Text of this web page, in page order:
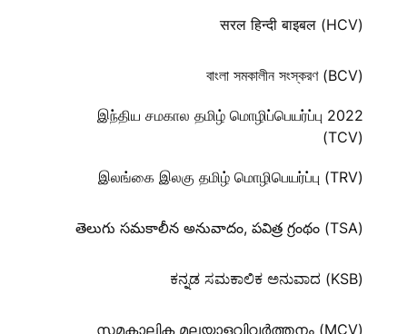
सरल हिन्दी बाइबल (HCV)
বাংলা সমকালীন সংস্করণ (BCV)
இந்திய சமகால தமிழ் மொழிப்பெயர்ப்பு 2022
(TCV)
இலங்கை இலகு தமிழ் மொழிபெயர்ப்பு (TRV)
తెలుగు సమకాలీన అనువాదం, పవిత్ర గ్రంథం (TSA)
ಕನ್ನಡ ಸಮಕಾಲಿಕ ಅನುವಾದ (KSB)
സമകാലിക മലയാളവിവർത്തനം (MCV)